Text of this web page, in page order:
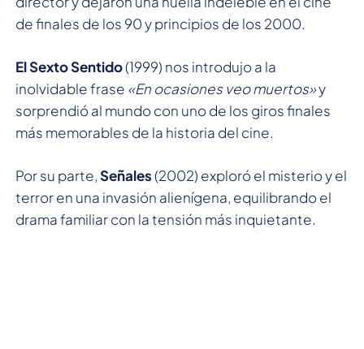
de finales de los 90 y principios de los 2000.
El Sexto Sentido(1999) nos introdujo a la
inolvidable frase «En ocasiones veo muertos»y
sorprendió al mundo con uno de los giros finales
más memorables de la historia del cine.
Por su parte,Señales(2002) exploró el misterio y el
terror en una invasión alienígena, equilibrando el
drama familiar con la tensión más inquietante.